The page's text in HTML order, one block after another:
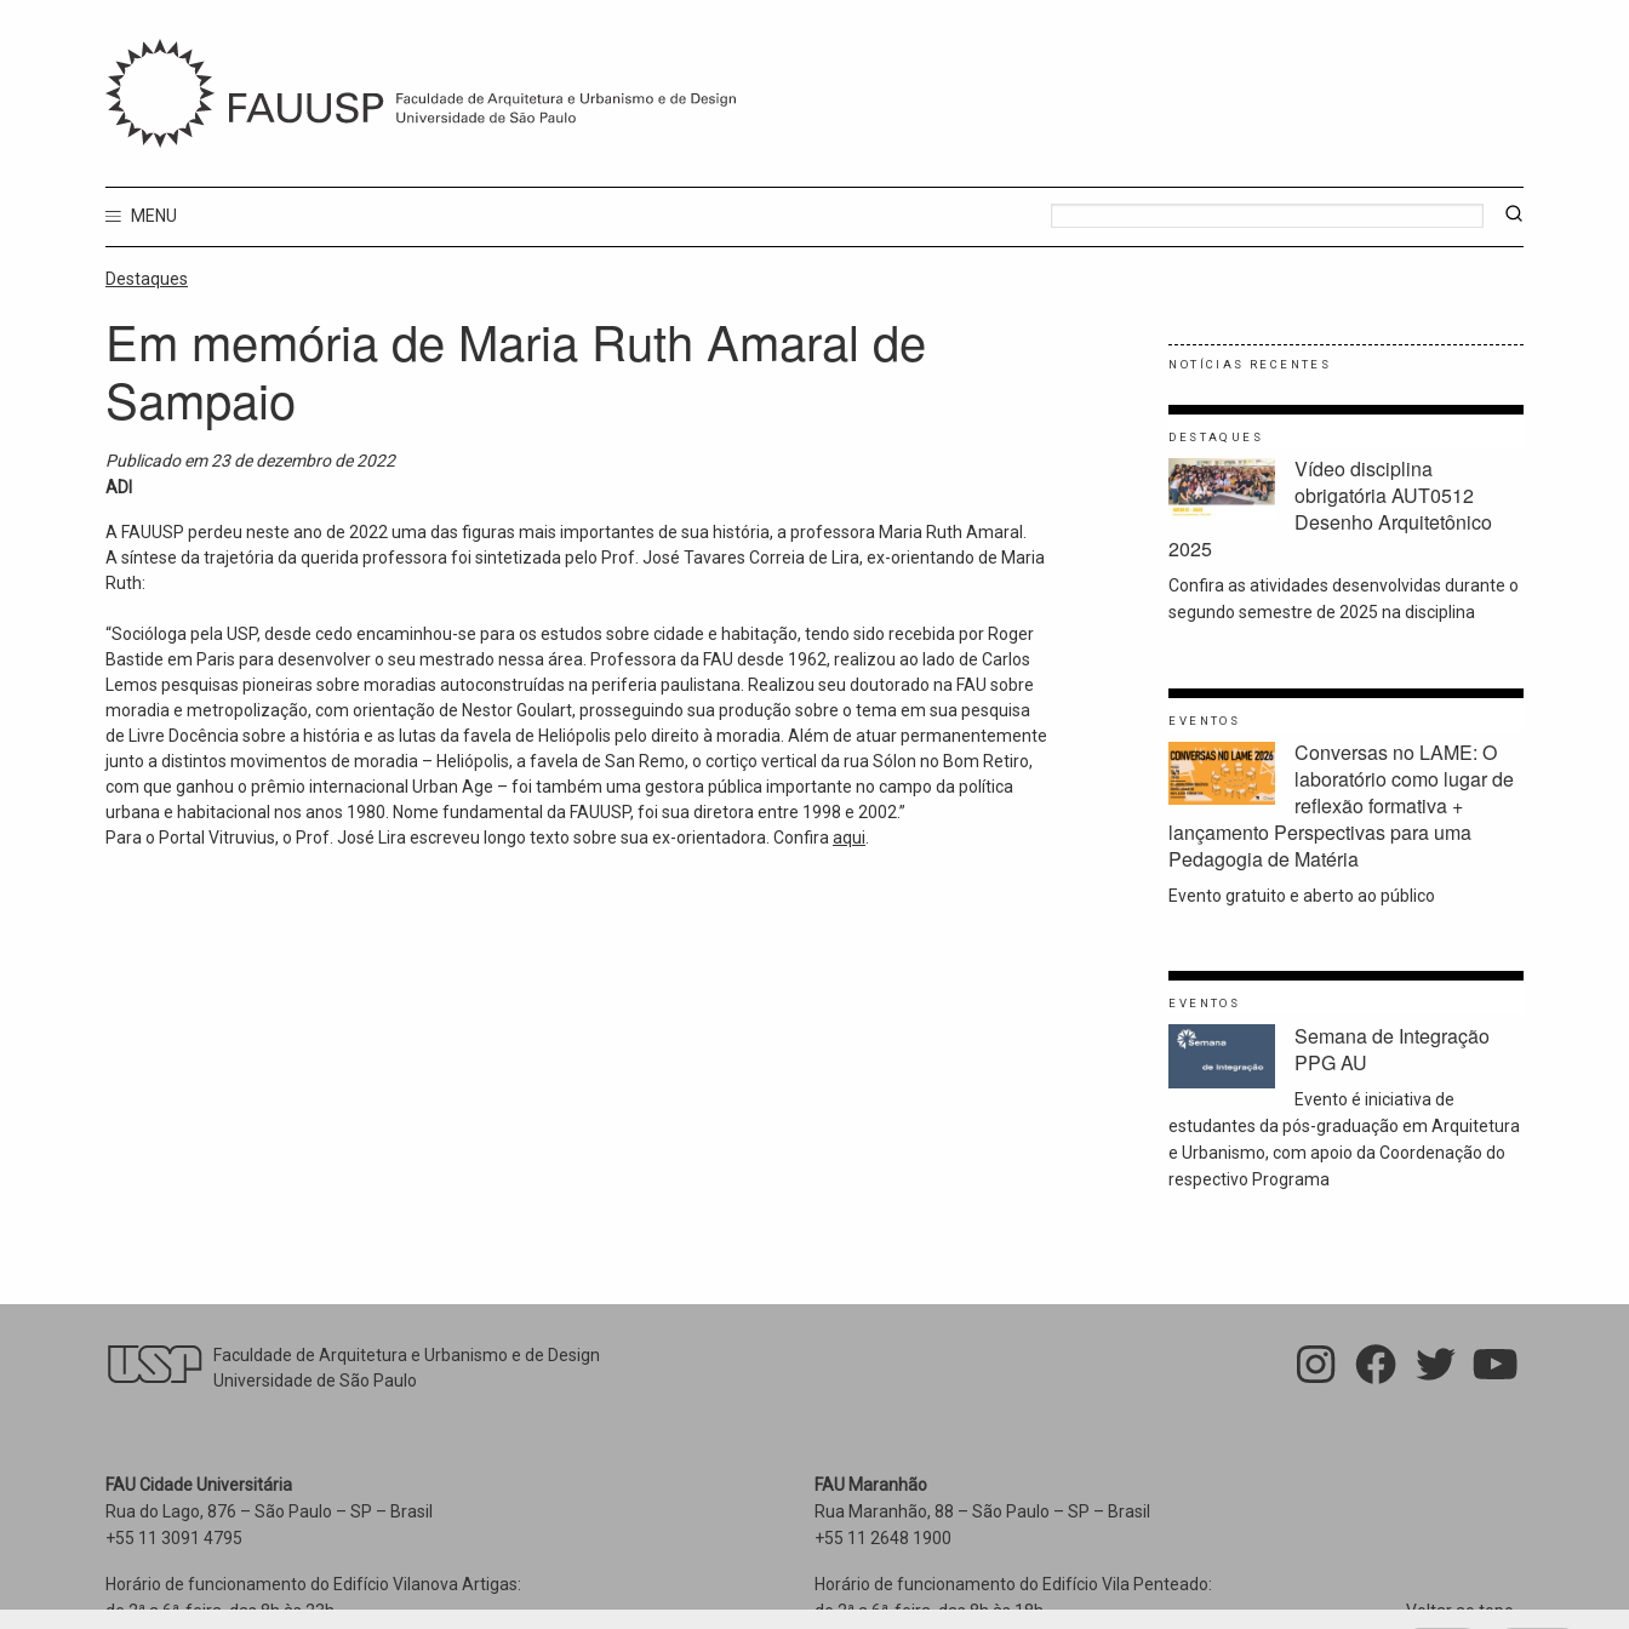
MENU
Destaques
Em memória de Maria Ruth Amaral de
Sampaio
Publicado em 23 de dezembro de 2022
ADI
A FAUUSP perdeu neste ano de 2022 uma das figuras mais importantes de sua história, a professora Maria Ruth Amaral.
A síntese da trajetória da querida professora foi sintetizada pelo Prof. José Tavares Correia de Lira, ex-orientando de Maria
Ruth:
“Socióloga pela USP, desde cedo encaminhou-se para os estudos sobre cidade e habitação, tendo sido recebida por Roger
Bastide em Paris para desenvolver o seu mestrado nessa área. Professora da FAU desde 1962, realizou ao lado de Carlos
Lemos pesquisas pioneiras sobre moradias autoconstruídas na periferia paulistana. Realizou seu doutorado na FAU sobre
moradia e metropolização, com orientação de Nestor Goulart, prosseguindo sua produção sobre o tema em sua pesquisa
de Livre Docência sobre a história e as lutas da favela de Heliópolis pelo direito à moradia. Além de atuar permanentemente
junto a distintos movimentos de moradia – Heliópolis, a favela de San Remo, o cortiço vertical da rua Sólon no Bom Retiro,
com que ganhou o prêmio internacional Urban Age – foi também uma gestora pública importante no campo da política
urbana e habitacional nos anos 1980. Nome fundamental da FAUUSP, foi sua diretora entre 1998 e 2002.”
Para o Portal Vitruvius, o Prof. José Lira escreveu longo texto sobre sua ex-orientadora. Confira aqui
NOTÍCIAS RECENTES
DESTAQUES
Vídeo disciplina
obrigatória AUT0512
Desenho Arquitetônico
2025
Confira as atividades desenvolvidas durante o
segundo semestre de 2025 na disciplina
EVENTOS
Conversas no LAME: O
laboratório como lugar de
reflexão formativa +
lançamento Perspectivas para uma
Pedagogia de Matéria
Evento gratuito e aberto ao público
EVENTOS
Semana de Integração
PPG AU
Evento é iniciativa de
estudantes da pós-graduação em Arquitetura
e Urbanismo, com apoio da Coordenação do
respectivo Programa
Faculdade de Arquitetura e Urbanismo e de Design
Universidade de São Paulo
FAU Cidade Universitária
Rua do Lago, 876 – São Paulo – SP – Brasil
+55 11 3091 4795
Horário de funcionamento do Edifício Vilanova Artigas:
de 2ª a 6ª-feira, das 8h às 23h
FAU Maranhão
Rua Maranhão, 88 – São Paulo – SP – Brasil
+55 11 2648 1900
Horário de funcionamento do Edifício Vila Penteado:
de 2ª a 6ª-feira, das 8h às 18h
Voltar ao topo